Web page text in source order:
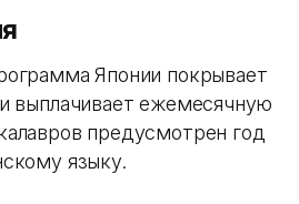
Японии покрывает
выплачивает ежемесячную
предусмотрен год
языку.